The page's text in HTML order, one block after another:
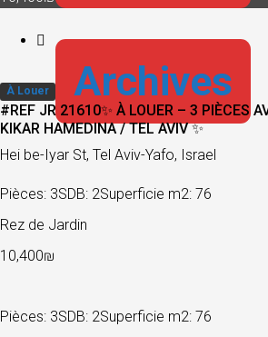
À Louer Archives
#REF JR 21610✨ À LOUER – 3 PIÈCES
KIKAR HAMEDINA / TEL AVIV ✨
Hei be-Iyar St, Tel Aviv-Yafo, Israel
Pièces: 3SDB: 2Superficie m2: 76
Rez de Jardin
10,400₪
Pièces: 3SDB: 2Superficie m2: 76